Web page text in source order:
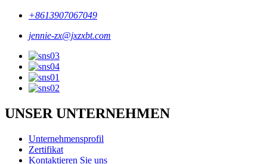
+8613907067049
jennie-zx@jxzxbt.com
UNSER UNTERNEHMEN
Unternehmensprofil
Zertifikat
Kontaktieren Sie uns